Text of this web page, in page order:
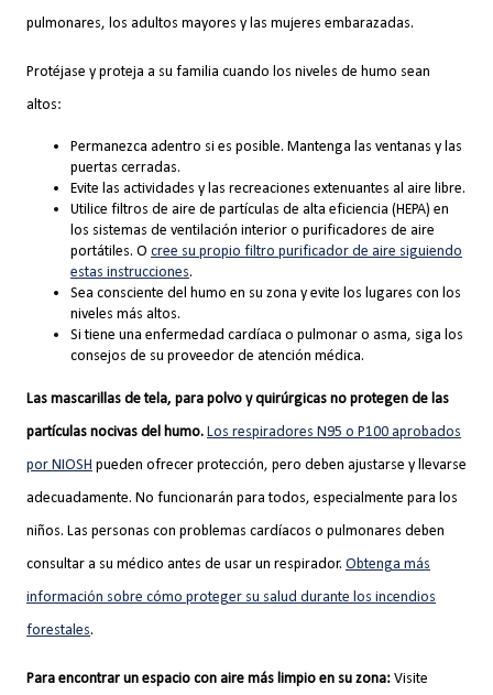
pulmonares, los adultos mayores y las mujeres embarazadas.
Protéjase y proteja a su familia cuando los niveles de humo sean
altos:
Permanezca adentro si es posible. Mantenga las ventanas y las
puertas cerradas.
Evite las actividades y las recreaciones extenuantes al aire libre.
Utilice filtros de aire de partículas de alta eficiencia (HEPA) en
los sistemas de ventilación interior o purificadores de aire
portátiles. O cree su propio filtro purificador de aire siguiendo
estas instrucciones.
Sea consciente del humo en su zona y evite los lugares con los
niveles más altos.
Si tiene una enfermedad cardíaca o pulmonar o asma, siga los
consejos de su proveedor de atención médica.
Las mascarillas de tela, para polvo y quirúrgicas no protegen de las
partículas nocivas del humo. Los respiradores N95 o P100 aprobados
por NIOSH pueden ofrecer protección, pero deben ajustarse y llevarse
adecuadamente. No funcionarán para todos, especialmente para los
niños. Las personas con problemas cardíacos o pulmonares deben
consultar a su médico antes de usar un respirador. Obtenga más
información sobre cómo proteger su salud durante los incendios
forestales.
Para encontrar un espacio con aire más limpio en su zona: Visite